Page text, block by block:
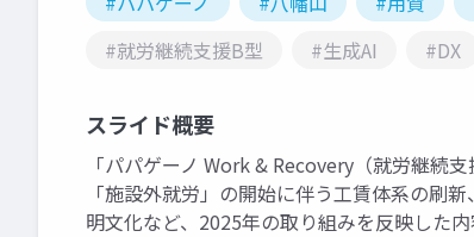
#就労継続支援B型
#生成AI #DX
スライド概要
「パパゲーノ Work & Recovery（就労継続
「施設外就労」の開始に伴う工賃体系の刷
明文化など、2025年の取り組みを反映した内